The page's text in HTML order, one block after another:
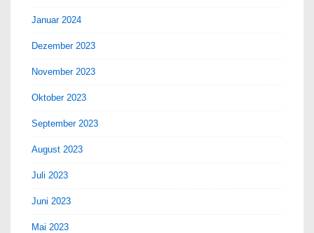
Januar 2024
Dezember 2023
November 2023
Oktober 2023
September 2023
August 2023
Juli 2023
Juni 2023
Mai 2023